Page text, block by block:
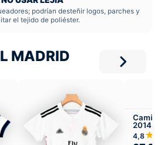
podrían desteñir logos, parches y
el tejido de poliéster.
MADRID
2014-
4,8